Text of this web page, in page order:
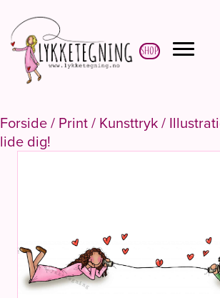
Shop
Forside/ Print/ Kunsttryk/
lide dig!